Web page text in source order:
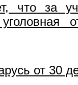
что за
от 30